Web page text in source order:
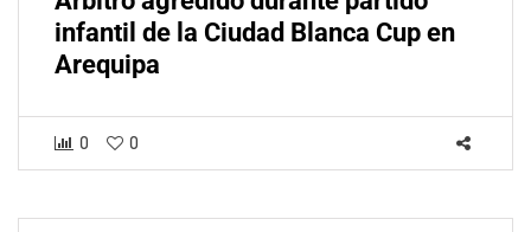
infantil de la Ciudad Blanca Cup en
Arequipa
0 0